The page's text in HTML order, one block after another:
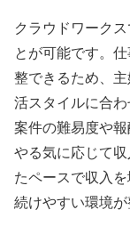
クラウドワーク
とが可能です。
整できるため、
活スタイルに合わ
案件の難易度や
やる気に応じて
たペースで収入
続けやすい環境が